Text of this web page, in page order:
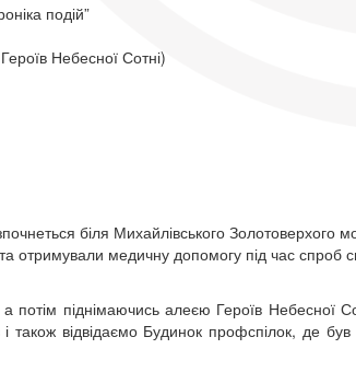
подій”
Небесної Сотні)
біля Михайлівського Золотоверхого
отримували медичну допомогу під час спроб
піднімаючись алеєю Героїв Небесної
і також відвідаємо Будинок профспілок, де